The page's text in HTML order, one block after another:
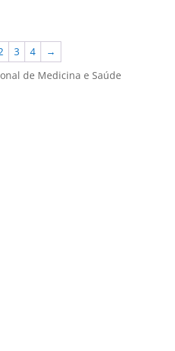
3 4
→
de Medicina e Saúde